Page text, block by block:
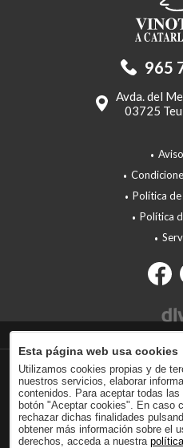
965
Avda. del
03725
Política
Política
Esta página web usa cookies
Utilizamos cookies propias y de
nuestros servicios, elaborar
contenidos. Para aceptar todas
botón "Aceptar cookies". En caso
rechazar dichas finalidades
obtener más información sobre el
derechos, acceda a nuestra